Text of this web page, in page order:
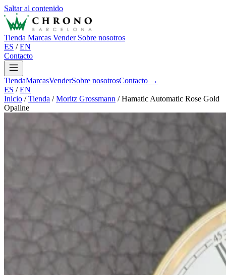
Saltar al contenido
Tienda Marcas Vender Sobre nosotros
ES / EN
Contacto
TiendaMarcasVenderSobre nosotrosContacto →
ES / EN
Inicio / Tienda / Moritz Grossmann / Hamatic Automatic Rose Gold
Opaline